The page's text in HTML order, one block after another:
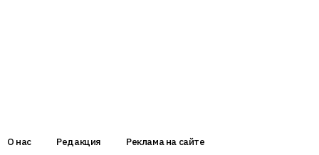
О нас Редакция
Реклама на сайте